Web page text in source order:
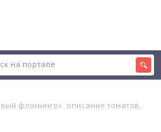
фламинго»: описание томатов,